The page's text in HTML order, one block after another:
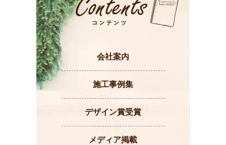
会社案内
施工事例集
デザイン賞受賞
メディア掲載